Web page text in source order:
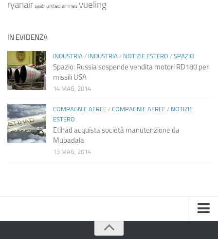
ryanair saab united airlines vueling
IN EVIDENZA
INDUSTRIA / INDUSTRIA / NOTIZIE ESTERO / SPAZIO
Spazio: Russia sospende vendita motori RD180 per
missili USA
14 MAG, 2014
COMPAGNIE AEREE / COMPAGNIE AEREE / NOTIZIE
ESTERO
Etihad acquista società manutenzione da
Mubadala
13 MAG, 2014